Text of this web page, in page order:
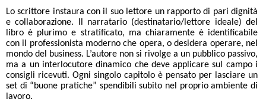
Lo scrittore instaura con il suo lettore un rapporto di pari dignità
e collaborazione. Il narratario (destinatario/lettore ideale) del
libro è plurimo e stratificato, ma chiaramente è identificabile
con il professionista moderno che opera, o desidera operare, nel
mondo del business. L’autore non si rivolge a un pubblico passivo,
ma a un interlocutore dinamico che deve applicare sul campo i
consigli ricevuti. Ogni singolo capitolo è pensato per lasciare un
set di “buone pratiche” spendibili subito nel proprio ambiente di
lavoro.